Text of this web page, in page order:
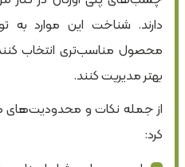
دارند. شناخت این موارد به
محصول مناسب‌تری انتخاب
بهتر مدیریت کنند.
از جمله نکات و محدودیت‌های
کرد: